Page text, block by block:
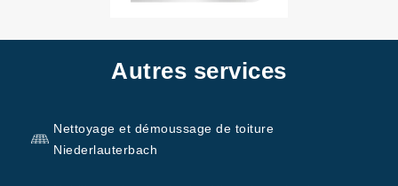
Autres services
Nettoyage et démoussage de toiture
Niederlauterbach